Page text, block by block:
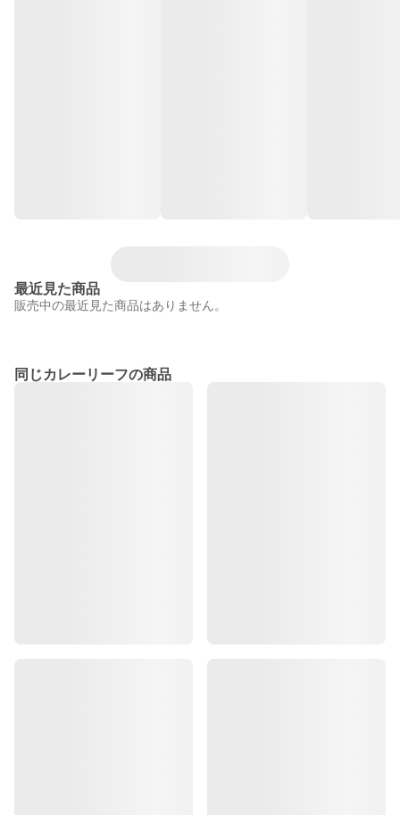
最近見た商品
販売中の最近見た商品はありません。
同じカレーリーフの商品